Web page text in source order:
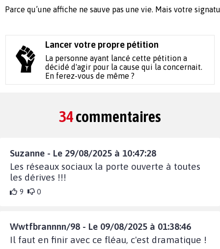
Parce qu’une affiche ne sauve pas une vie. Mais votre
Lancer votre propre pétition
La personne ayant lancé cette pétition a
décidé d'agir pour la cause qui la concernait.
En ferez-vous de même ?
34commentaires
Suzanne - Le 29/08/2025 à 10:47:28
Les réseaux sociaux la porte ouverte à toutes
les dérives !!!
9 0
Wwtfbrannnn/98 - Le 09/08/2025 à 01:38:46
Il faut en finir avec ce fléau, c'est dramatique !